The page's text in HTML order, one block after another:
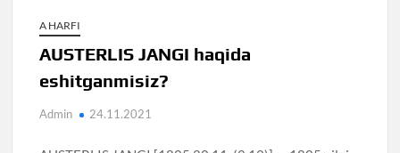
A HARFI
AUSTERLIS JANGI haqida
eshitganmisiz?
Admin 24.11.2021